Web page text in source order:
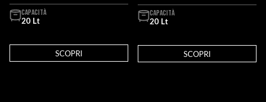
CAPACITÀ
20 Lt
SCOPRI
CAPACITÀ
20 Lt
SCOPRI